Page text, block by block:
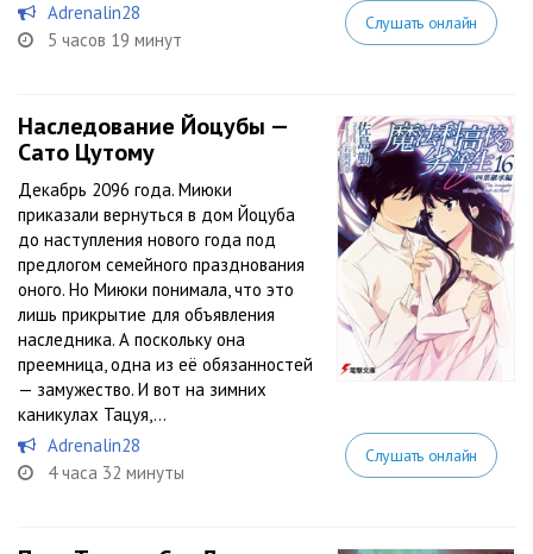
Adrenalin28
5 часов 19 минут
Слушать онлайн
Наследование Йоцубы —
Сато Цутому
Декабрь 2096 года. Миюки
приказали вернуться в дом Йоцуба
до наступления нового года под
предлогом семейного празднования
оного. Но Миюки понимала, что это
лишь прикрытие для объявления
наследника. А поскольку она
преемница, одна из её обязанностей
— замужество. И вот на зимних
каникулах Тацуя,...
Adrenalin28
4 часа 32 минуты
Слушать онлайн